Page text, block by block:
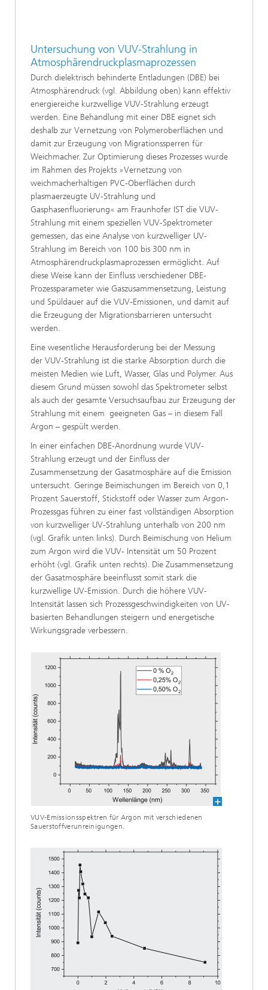
Untersuchung von VUV-Strahlung in
Atmosphärendruckplasmaprozessen
Durch dielektrisch behinderte Entladungen (DBE) bei
Atmosphärendruck (vgl. Abbildung oben) kann effektiv
energiereiche kurzwellige VUV-Strahlung erzeugt
werden. Eine Behandlung mit einer DBE eignet sich
deshalb zur Vernetzung von Polymeroberflächen und
damit zur Erzeugung von Migrationssperren für
Weichmacher. Zur Optimierung dieses Prozesses wurde
im Rahmen des Projekts »Vernetzung von
weichmacherhaltigen PVC-Oberflächen durch
plasmaerzeugte UV-Strahlung und
Gasphasenfluorierung« am Fraunhofer IST die VUV-
Strahlung mit einem speziellen VUV-Spektrometer
gemessen, das eine Analyse von kurzwelliger UV-
Strahlung im Bereich von 100 bis 300 nm in
Atmosphärendruckplasmaprozessen ermöglicht. Auf
diese Weise kann der Einfluss verschiedener DBE-
Prozessparameter wie Gaszusammensetzung, Leistung
und Spüldauer auf die VUV-Emissionen, und damit auf
die Erzeugung der Migrationsbarrieren untersucht
werden.
Eine wesentliche Herausforderung bei der Messung
der VUV-Strahlung ist die starke Absorption durch die
meisten Medien wie Luft, Wasser, Glas und Polymer. Aus
diesem Grund müssen sowohl das Spektrometer selbst
als auch der gesamte Versuchsaufbau zur Erzeugung der
Strahlung mit einem geeigneten Gas – in diesem Fall
Argon – gespült werden.
In einer einfachen DBE-Anordnung wurde VUV-
Strahlung erzeugt und der Einfluss der
Zusammensetzung der Gasatmosphäre auf die Emission
untersucht. Geringe Beimischungen im Bereich von 0,1
Prozent Sauerstoff, Stickstoff oder Wasser zum Argon-
Prozessgas führen zu einer fast vollständigen Absorption
von kurzwelliger UV-Strahlung unterhalb von 200 nm
(vgl. Grafik unten links). Durch Beimischung von Helium
zum Argon wird die VUV- Intensität um 50 Prozent
erhöht (vgl. Grafik unten rechts). Die Zusammensetzung
der Gasatmosphäre beeinflusst somit stark die
kurzwellige UV-Emission. Durch die höhere VUV-
Intensität lassen sich Prozessgeschwindigkeiten von UV-
basierten Behandlungen steigern und energetische
Wirkungsgrade verbessern.
VUV-Emissionsspektren für Argon mit verschiedenen
Sauerstoffverunreinigungen.